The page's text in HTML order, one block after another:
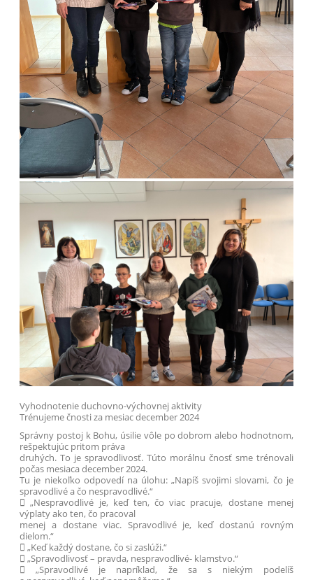
Vyhodnotenie duchovno-výchovnej aktivity
Trénujeme čnosti za mesiac december 2024
Správny postoj k Bohu, úsilie vôle po dobrom alebo hodnotnom,
rešpektujúc pritom práva
druhých. To je spravodlivosť. Túto morálnu čnosť sme trénovali
počas mesiaca december 2024.
Tu je niekoľko odpovedí na úlohu: „Napíš svojimi slovami, čo je
spravodlivé a čo nespravodlivé.“
 „Nespravodlivé je, keď ten, čo viac pracuje, dostane menej
výplaty ako ten, čo pracoval
menej a dostane viac. Spravodlivé je, keď dostanú rovným
dielom.“
 „Keď každý dostane, čo si zaslúži.“
 „Spravodlivosť – pravda, nespravodlivé- klamstvo.“
 „Spravodlivé je napríklad, že sa s niekým podelíš